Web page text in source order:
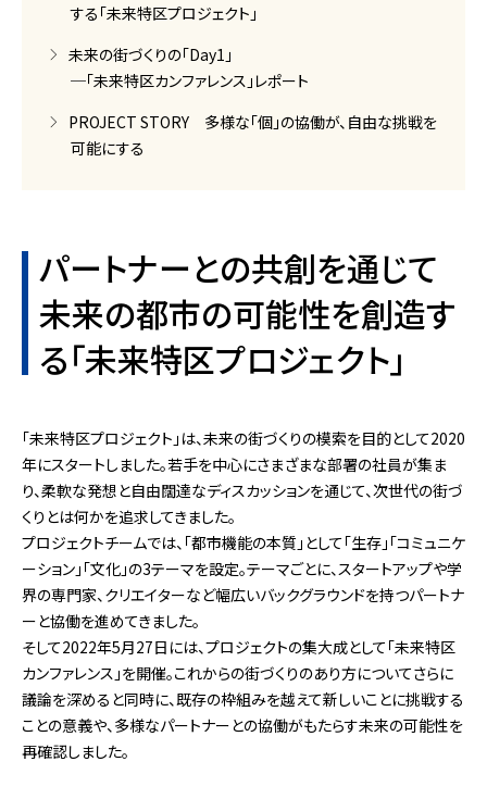
する「未来特区プロジェクト」
未来の街づくりの「Day1」
─「未来特区カンファレンス」レポート
PROJECT STORY 多様な「個」の協働が、自由な挑戦を
可能にする
パートナーとの共創を通じて
未来の都市の可能性を創造す
る「未来特区プロジェクト」
「未来特区プロジェクト」は、未来の街づくりの模索を目的として2020
年にスタートしました。若手を中心にさまざまな部署の社員が集ま
り、柔軟な発想と自由闊達なディスカッションを通じて、次世代の街づ
くりとは何かを追求してきました。
プロジェクトチームでは、「都市機能の本質」として「生存」「コミュニケ
ーション」「文化」の3テーマを設定。テーマごとに、スタートアップや学
界の専門家、クリエイターなど幅広いバックグラウンドを持つパートナ
ーと協働を進めてきました。
そして2022年5月27日には、プロジェクトの集大成として「未来特区
カンファレンス」を開催。これからの街づくりのあり方についてさらに
議論を深めると同時に、既存の枠組みを越えて新しいことに挑戦する
ことの意義や、多様なパートナーとの協働がもたらす未来の可能性を
再確認しました。